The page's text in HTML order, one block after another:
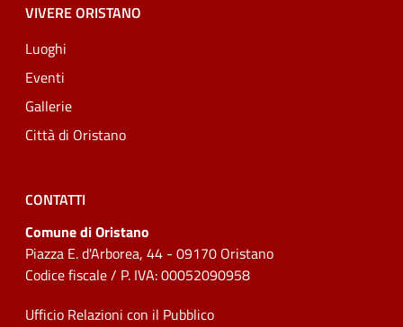
VIVERE ORISTANO
Luoghi
Eventi
Gallerie
Città di Oristano
CONTATTI
Comune di Oristano
Piazza E. d'Arborea, 44 - 09170 Oristano
Codice fiscale / P. IVA: 00052090958
Ufficio Relazioni con il Pubblico